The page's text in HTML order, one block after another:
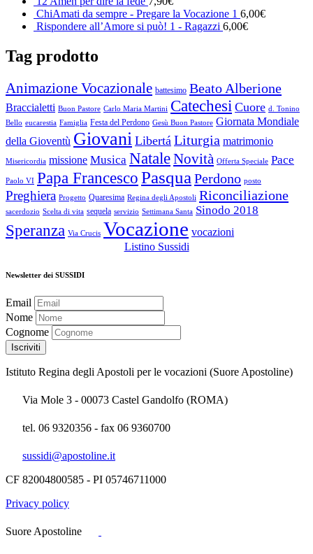
ChiAmati da sempre - Pregare la Vocazione 1 6,00€
Rispondere all’Amore si può! 1 - Ragazzi 6,00€
Tag prodotto
Animazione Vocazionale battesimo Beato Alberione
Braccialetti Buon Pastore Carlo Maria Martini Catechesi Cuore d. Tonino
Bello eucarestia Famiglia Festa del Perdono Gesù Buon Pastore Giornata Mondiale
della Gioventù Giovani Libertá Liturgia matrimonio
Misericordia missione Musica NataleNovità Offerta Speciale Pace
Paolo VI Papa FrancescoPasqua Perdono posto
Preghiera Progetto Quaresima Regina degli Apostoli Riconciliazione
sacerdozio Scelta di vita sequela servizio Settimana Santa Sinodo 2018
Speranza Via Crucis Vocazione vocazioni
Listino Sussidi
Newsletter dei SUSSIDI
Email
Nome
Cognome
Istituto Regina degli Apostoli per le vocazioni (Suore Apostoline)
Via Mole 3 - 00073 Castel Gandolfo (ROMA)
tel. 06 9320356 - fax 06 9360700
sussidi@apostoline.it
CF 82004800585 - PI 05746711000
Privacy policy
Suore Apostoline